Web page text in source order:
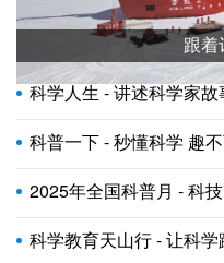
跟着
科学人生 - 讲述科学家
科普一下 - 秒懂科学 趣
2025年全国科普月 - 科
科学教育天山行 - 让科